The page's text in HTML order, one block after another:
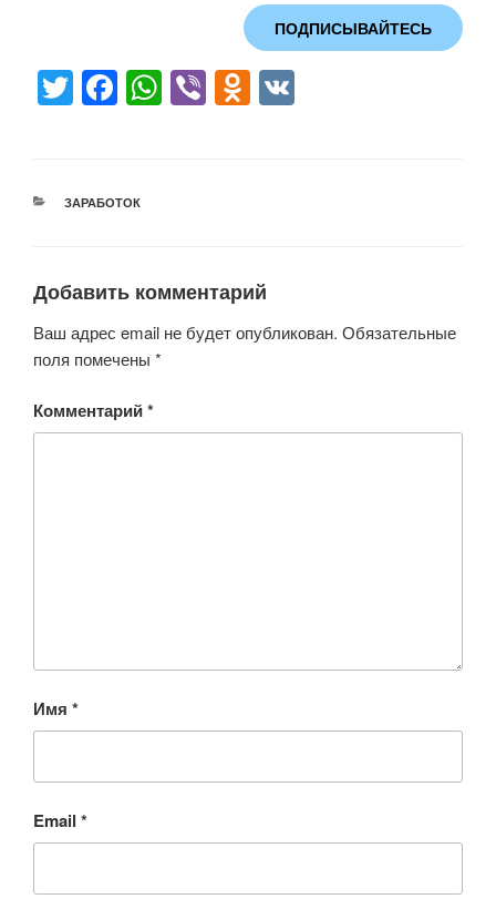
ПОДПИСЫВАЙТЕСЬ
T
er
F
e
o
k
W
p
Vi O
ss
ni
РУБРИКИ
ЗАРАБОТОК
Добавить комментарий
Ваш адрес email не будет опубликован. Обязательные
поля помечены *
Комментарий*
Имя *
Email *